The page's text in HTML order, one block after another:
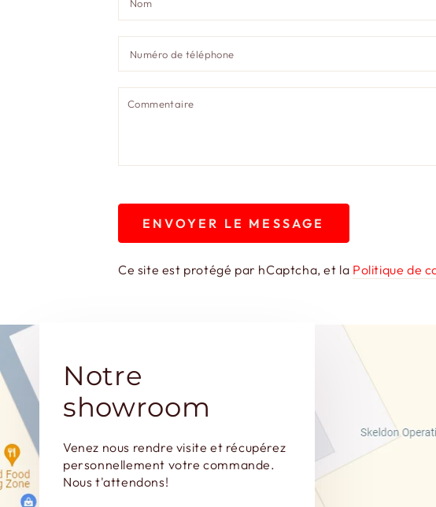
ENVOYER LE MESSAGE
Ce site est protégé par hCaptcha, et la Politique de
Notre
showroom
Venez nous rendre visite et récupérez
personnellement votre commande.
Nous t'attendons!